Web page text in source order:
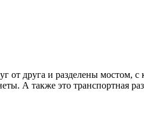
друга и разделены мостом, с
А также это транспортная